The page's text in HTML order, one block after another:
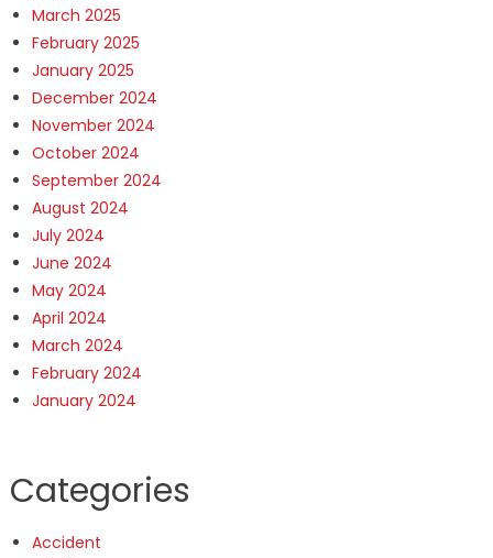
March 2025
February 2025
January 2025
December 2024
November 2024
October 2024
September 2024
August 2024
July 2024
June 2024
May 2024
April 2024
March 2024
February 2024
January 2024
Categories
Accident